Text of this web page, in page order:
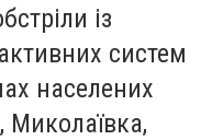
із
систем
населених
Миколаївка,